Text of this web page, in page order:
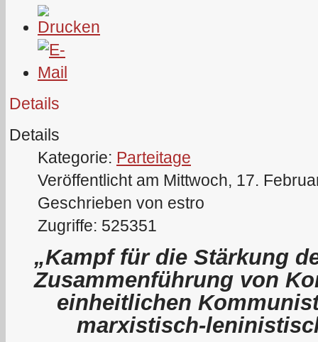
Details
Details
Kategorie: Parteitage
Veröffentlicht am Mittwoch, 17.
Geschrieben von estro
Zugriffe: 525351
„Kampf für die Stärkung
Zusammenführung von
einheitlichen
marxistisch-